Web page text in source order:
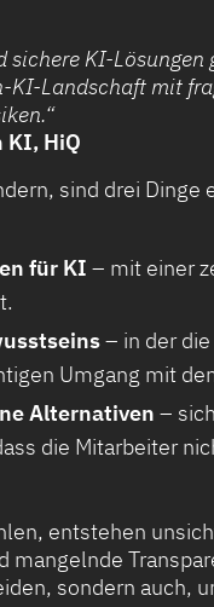
sichere KI-
KI-Landschaft mit
KI, HiQ
sind drei Dinge
für KI – mit einer
– in der
Umgang mit
Alternativen –
die Mitarbeiter
entstehen
mangelnde
sondern auch,